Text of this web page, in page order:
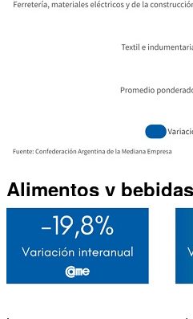
Alimentos y bebidas